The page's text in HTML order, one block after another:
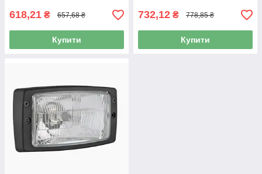
618,21 ₴ 657,68 ₴
Купити
732,12 ₴ 778,85 ₴
Купити